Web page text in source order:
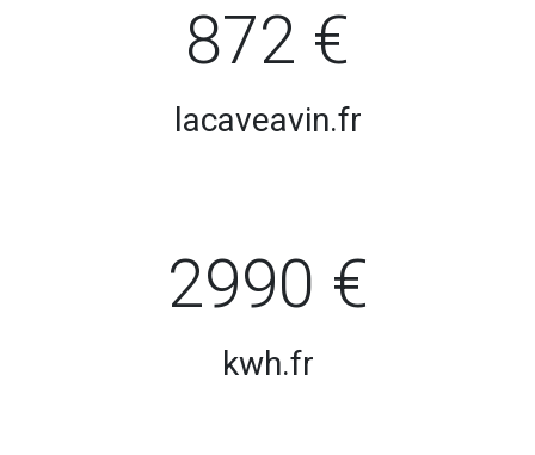
872 €
lacaveavin.fr
2990 €
kwh.fr